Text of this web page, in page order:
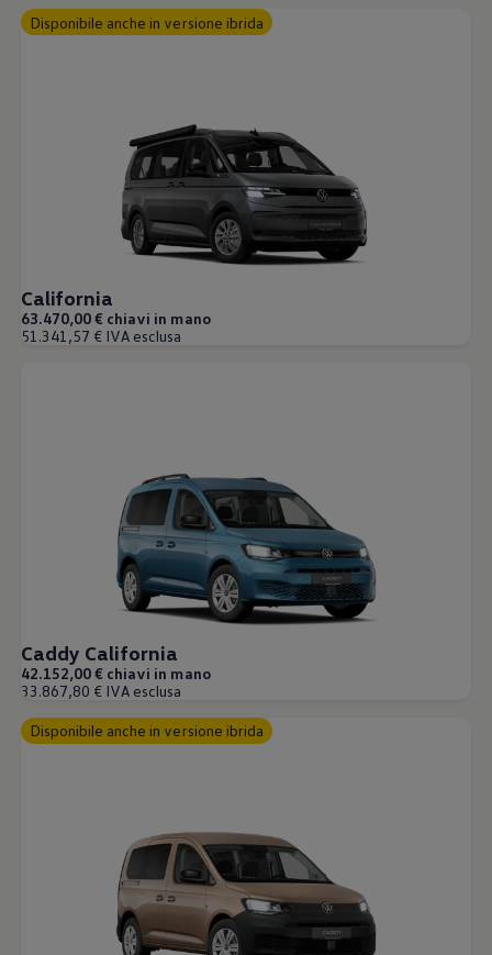
Disponibile anche in versione ibrida
California
63.470,00 € chiavi in mano
51.341,57 € IVA esclusa
Caddy California
42.152,00 € chiavi in mano
33.867,80 € IVA esclusa
Disponibile anche in versione ibrida